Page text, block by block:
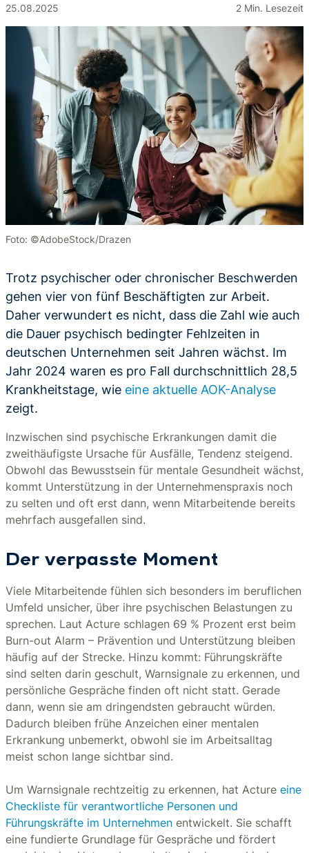
25.08.2025 2 Min. Lesezeit
Foto: ©AdobeStock/Drazen
Trotz psychischer oder chronischer Beschwerden
gehen vier von fünf Beschäftigten zur Arbeit.
Daher verwundert es nicht, dass die Zahl wie auch
die Dauer psychisch bedingter Fehlzeiten in
deutschen Unternehmen seit Jahren wächst. Im
Jahr 2024 waren es pro Fall durchschnittlich 28,5
Krankheitstage, wie eine aktuelle AOK-Analyse
zeigt.
Inzwischen sind psychische Erkrankungen damit die
zweithäufigste Ursache für Ausfälle, Tendenz steigend.
Obwohl das Bewusstsein für mentale Gesundheit wächst,
kommt Unterstützung in der Unternehmenspraxis noch
zu selten und oft erst dann, wenn Mitarbeitende bereits
mehrfach ausgefallen sind.
Der verpasste Moment
Viele Mitarbeitende fühlen sich besonders im beruflichen
Umfeld unsicher, über ihre psychischen Belastungen zu
sprechen. Laut Acture schlagen 69 % Prozent erst beim
Burn-out Alarm – Prävention und Unterstützung bleiben
häufig auf der Strecke. Hinzu kommt: Führungskräfte
sind selten darin geschult, Warnsignale zu erkennen, und
persönliche Gespräche finden oft nicht statt. Gerade
dann, wenn sie am dringendsten gebraucht würden.
Dadurch bleiben frühe Anzeichen einer mentalen
Erkrankung unbemerkt, obwohl sie im Arbeitsalltag
meist schon lange sichtbar sind.
Um Warnsignale rechtzeitig zu erkennen, hat Acture eine
Checkliste für verantwortliche Personen und
Führungskräfte im Unternehmen entwickelt. Sie schafft
eine fundierte Grundlage für Gespräche und fördert